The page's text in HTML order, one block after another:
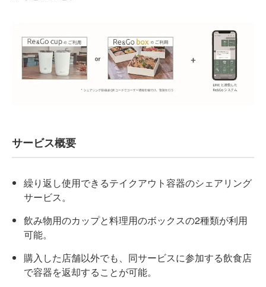
サービス概要
繰り返し使用できるテイクアウト容器のシェアリング
サービス。
飲み物用のカップと料理用のボックスの2種類が利用
可能。
購入した店舗以外でも、同サービスに参加する飲食店
で容器を返却することが可能。